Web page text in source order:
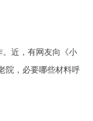
。近，有网友向《小
院，必要哪些材料呼